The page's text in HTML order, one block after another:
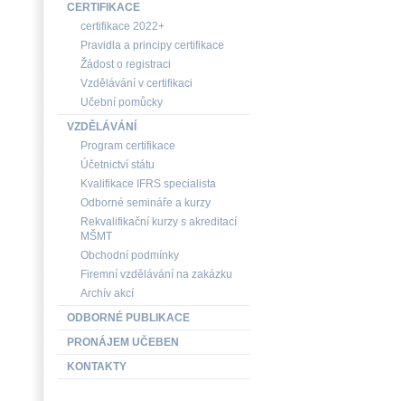
CERTIFIKACE
certifikace 2022+
Pravidla a principy certifikace
Žádost o registraci
Vzdělávání v certifikaci
Učební pomůcky
VZDĚLÁVÁNÍ
Program certifikace
Účetnictví státu
Kvalifikace IFRS specialista
Odborné semináře a kurzy
Rekvalifikační kurzy s akreditací
MŠMT
Obchodní podmínky
Firemní vzdělávání na zakázku
Archív akcí
ODBORNÉ PUBLIKACE
PRONÁJEM UČEBEN
KONTAKTY